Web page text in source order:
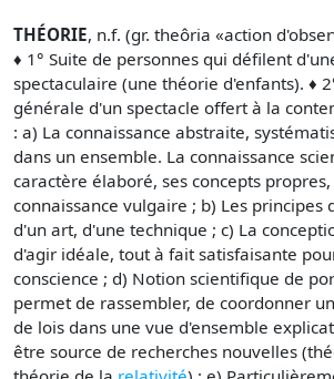
THÉORIE, n.f. (gr. theôria «action
♦ 1° Suite de personnes qui défilent
spectaculaire (une théorie d'enfants). ♦
générale d'un spectacle offert à la
: a) La connaissance abstraite,
dans un ensemble. La connaissance
caractère élaboré, ses concepts
connaissance vulgaire ; b) Les principes
d'un art, d'une technique ; c) La
d'agir idéale, tout à fait satisfaisante
conscience ; d) Notion scientifique de
permet de rassembler, de coordonner
de lois dans une vue d'ensemble
être source de recherches nouvelles